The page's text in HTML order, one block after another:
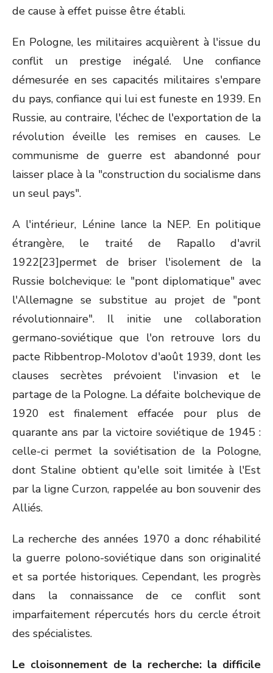
de cause à effet puisse être établi.
En Pologne, les militaires acquièrent à l'issue du
conflit un prestige inégalé. Une confiance
démesurée en ses capacités militaires s'empare
du pays, confiance qui lui est funeste en 1939. En
Russie, au contraire, l'échec de l'exportation de la
révolution éveille les remises en causes. Le
communisme de guerre est abandonné pour
laisser place à la "construction du socialisme dans
un seul pays".
A l'intérieur, Lénine lance la NEP. En politique
étrangère, le traité de Rapallo d'avril
1922[23]permet de briser l'isolement de la
Russie bolchevique: le "pont diplomatique" avec
l'Allemagne se substitue au projet de "pont
révolutionnaire". Il initie une collaboration
germano-soviétique que l'on retrouve lors du
pacte Ribbentrop-Molotov d'août 1939, dont les
clauses secrètes prévoient l'invasion et le
partage de la Pologne. La défaite bolchevique de
1920 est finalement effacée pour plus de
quarante ans par la victoire soviétique de 1945 :
celle-ci permet la soviétisation de la Pologne,
dont Staline obtient qu'elle soit limitée à l'Est
par la ligne Curzon, rappelée au bon souvenir des
Alliés.
La recherche des années 1970 a donc réhabilité
la guerre polono-soviétique dans son originalité
et sa portée historiques. Cependant, les progrès
dans la connaissance de ce conflit sont
imparfaitement répercutés hors du cercle étroit
des spécialistes.
Le cloisonnement de la recherche: la difficile